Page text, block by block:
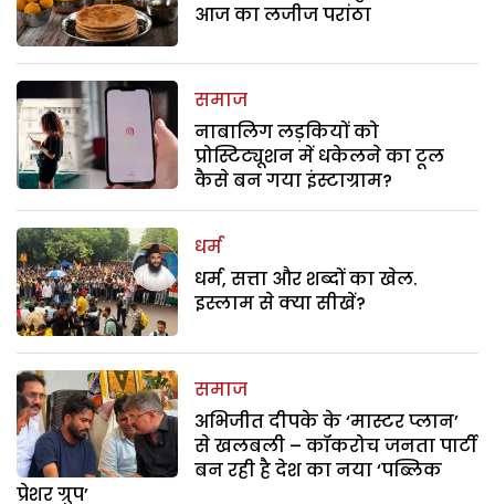
आज का लजीज परांठा
समाज
नाबालिग लड़कियों को
प्रोस्टिट्यूशन में धकेलने का टूल
कैसे बन गया इंस्टाग्राम?
धर्म
धर्म, सत्ता और शब्दों का खेल.
इस्लाम से क्या सीखें?
समाज
अभिजीत दीपके के ‘मास्टर प्लान’
से खलबली – कॉकरोच जनता पार्टी
बन रही है देश का नया ‘पब्लिक
प्रेशर ग्रुप’